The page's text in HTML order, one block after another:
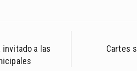
invitado a las
Cartes